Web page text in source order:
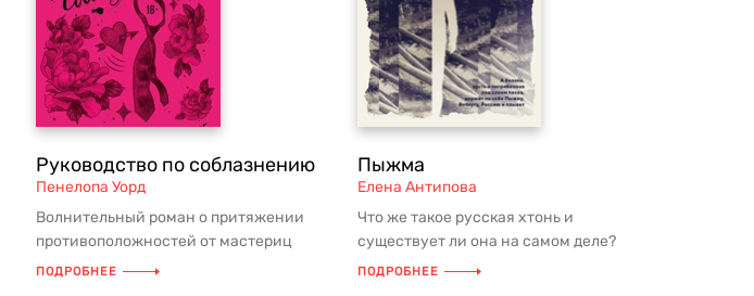
Руководство по соблазнению
Пенелопа Уорд
Волнительный роман о притяжении
противоположностей от мастериц
жанра Пенелопы Уорд и Ви Киланд:
ПОДРОБНЕЕ
Пыжма
Елена Антипова
Что же такое русская хтонь и
существует ли она на самом деле?
Этими вопросами задается каждый, кто
ПОДРОБНЕЕ